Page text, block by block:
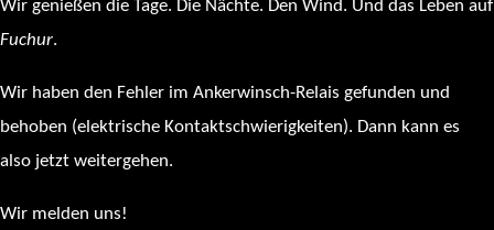
Wir genießen die Tage. Die Nächte. Den Wind. Und das Leben auf
Fuchur.
Wir haben den Fehler im Ankerwinsch-Relais gefunden und
behoben (elektrische Kontaktschwierigkeiten). Dann kann es
also jetzt weitergehen.
Wir melden uns!